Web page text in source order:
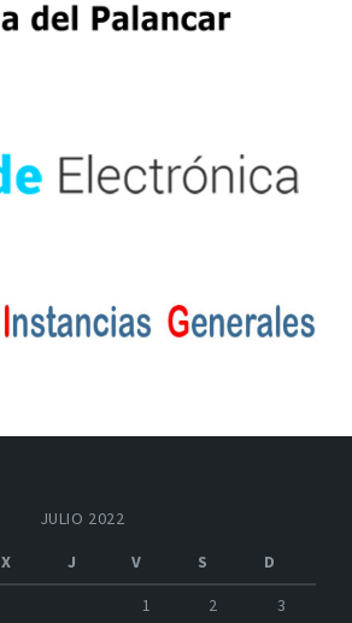
JULIO 2022
X J V S
D
1
2
3